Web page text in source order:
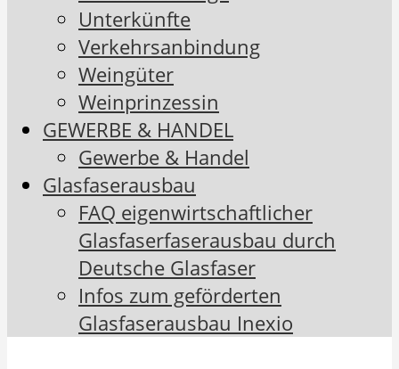
Unterkünfte
Verkehrsanbindung
Weingüter
Weinprinzessin
GEWERBE & HANDEL
Gewerbe & Handel
Glasfaserausbau
FAQ eigenwirtschaftlicher
Glasfaserfaserausbau durch
Deutsche Glasfaser
Infos zum geförderten
Glasfaserausbau Inexio